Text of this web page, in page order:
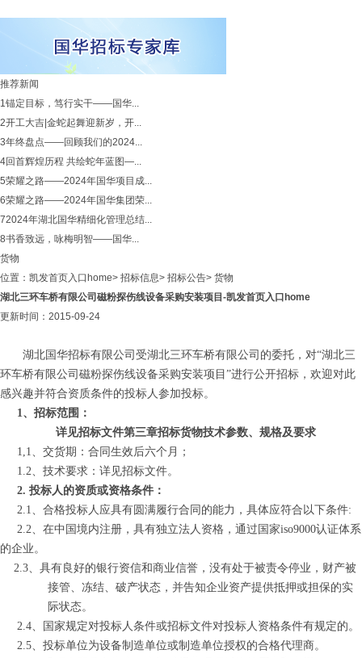
推荐新闻
1锚定目标，笃行实干——国华...
2开工大吉|金蛇起舞迎新岁，开...
3年终盘点——回顾我们的2024...
4回首辉煌历程 共绘蛇年蓝图—...
5荣耀之路——2024年国华项目成...
6荣耀之路——2024年国华集团荣...
72024年湖北国华精细化管理总结...
8书香致远，咏梅明智——国华...
货物
位置： 凯发首页入口home> 招标信息> 招标公告> 货物
湖北三环车桥有限公司磁粉探伤线设备采购安装项目-凯发首页入口home
更新时间：2015-09-24
湖北国华招标有限公司受湖北三环车桥有限公司的委托，对“湖北三
环车桥有限公司磁粉探伤线设备采购安装项目”进行公开招标，欢迎对此
感兴趣并符合资质条件的投标人参加投标。
1、招标范围：
详见招标文件第三章招标货物技术参数、规格及要求
1,1、 交货期：合同生效后六个月；
1.2、 技术要求：详见招标文件。
2.投标人的资质或资格条件：
2.1、合格投标人应具有圆满履行合同的能力，具体应符合以下条件:
2.2、在中国境内注册，具有独立法人资格，通过国家iso9000认证体系
的企业。
2.3、具有良好的银行资信和商业信誉，没有处于被责令停业，财产被
接管、冻结、破产状态，并告知企业资产提供抵押或担保的实
际状态。
2.4、国家规定对投标人条件或招标文件对投标人资格条件有规定的。
2.5、投标单位为设备制造单位或制造单位授权的合格代理商。